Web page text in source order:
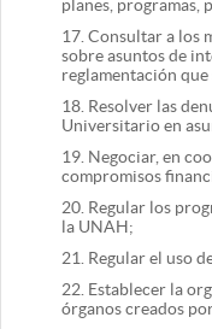
planes, programas,
17. Consultar a los
sobre asuntos de
reglamentación que
18. Resolver las
Universitario en
19. Negociar, en
compromisos
20. Regular los
la UNAH;
21. Regular el uso
22. Establecer la
órganos creados